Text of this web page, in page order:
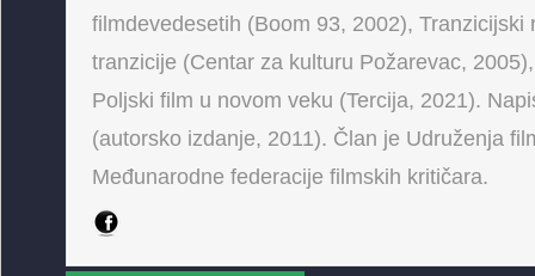
filmdevedesetih (Boom 93, 2002),
tranzicije (Centar za kulturu Požarevac,
Poljski film u novom veku (Tercija, 2021).
(autorsko izdanje, 2011). Član je Udruženja
Međunarodne federacije filmskih kritičara.